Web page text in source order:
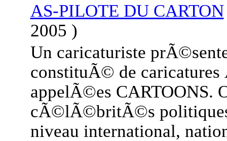
AS-PILOTE DU CARTON
2005 )
Un caricaturiste
constituÃ© de
appelÃ©es CARTOONS.
cÃ©lÃ©britÃ©s
niveau international,